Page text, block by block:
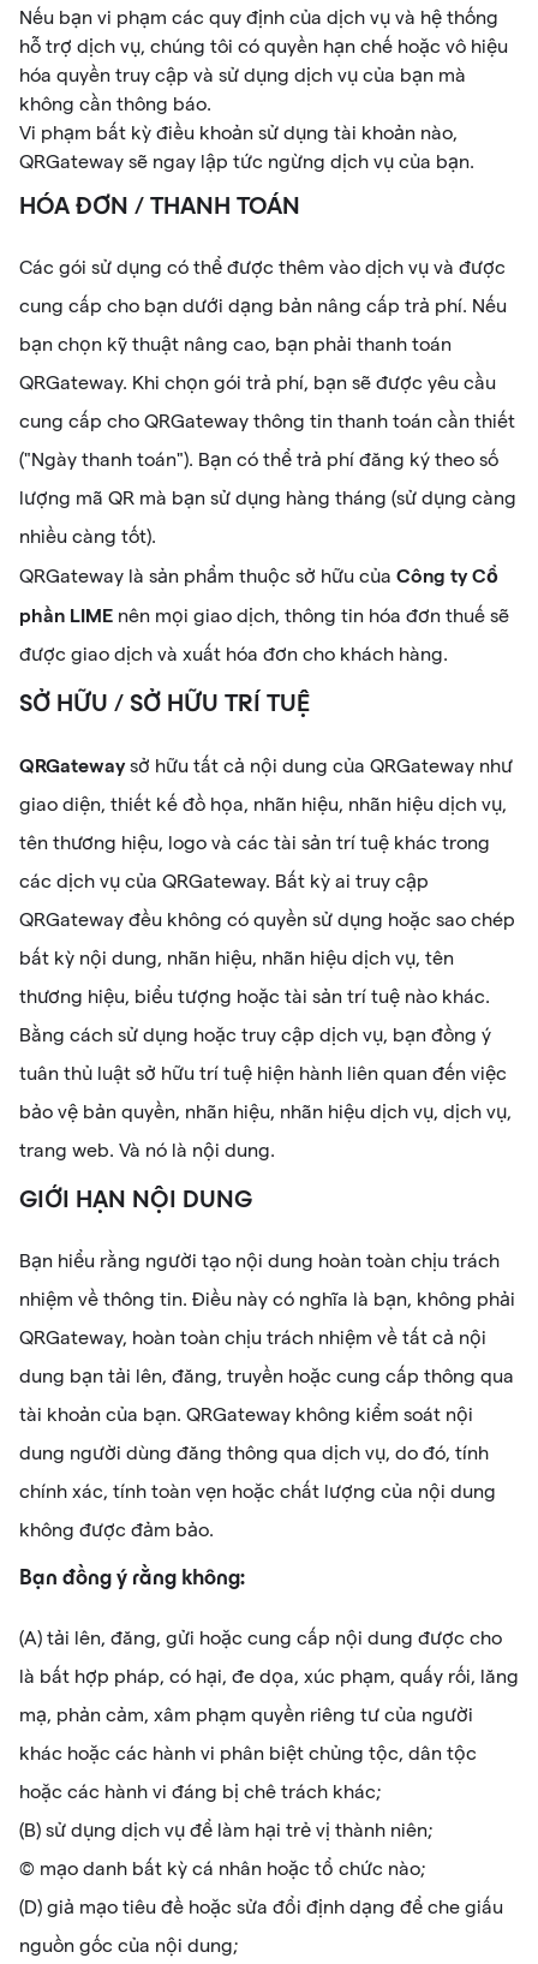
Nếu bạn vi phạm các quy định của dịch vụ và hệ thống
hỗ trợ dịch vụ, chúng tôi có quyền hạn chế hoặc vô hiệu
hóa quyền truy cập và sử dụng dịch vụ của bạn mà
không cần thông báo.
Vi phạm bất kỳ điều khoản sử dụng tài khoản nào,
QRGateway sẽ ngay lập tức ngừng dịch vụ của bạn.
HÓA ĐƠN / THANH TOÁN
Các gói sử dụng có thể được thêm vào dịch vụ và được
cung cấp cho bạn dưới dạng bản nâng cấp trả phí. Nếu
bạn chọn kỹ thuật nâng cao, bạn phải thanh toán
QRGateway. Khi chọn gói trả phí, bạn sẽ được yêu cầu
cung cấp cho QRGateway thông tin thanh toán cần thiết
("Ngày thanh toán"). Bạn có thể trả phí đăng ký theo số
lượng mã QR mà bạn sử dụng hàng tháng (sử dụng càng
nhiều càng tốt).
QRGateway là sản phẩm thuộc sở hữu của Công ty Cổ
phần LIME nên mọi giao dịch, thông tin hóa đơn thuế sẽ
được giao dịch và xuất hóa đơn cho khách hàng.
SỞ HỮU / SỞ HỮU TRÍ TUỆ
QRGatewaysở hữu tất cả nội dung của QRGateway như
giao diện, thiết kế đồ họa, nhãn hiệu, nhãn hiệu dịch vụ,
tên thương hiệu, logo và các tài sản trí tuệ khác trong
các dịch vụ của QRGateway. Bất kỳ ai truy cập
QRGateway đều không có quyền sử dụng hoặc sao chép
bất kỳ nội dung, nhãn hiệu, nhãn hiệu dịch vụ, tên
thương hiệu, biểu tượng hoặc tài sản trí tuệ nào khác.
Bằng cách sử dụng hoặc truy cập dịch vụ, bạn đồng ý
tuân thủ luật sở hữu trí tuệ hiện hành liên quan đến việc
bảo vệ bản quyền, nhãn hiệu, nhãn hiệu dịch vụ, dịch vụ,
trang web. Và nó là nội dung.
GIỚI HẠN NỘI DUNG
Bạn hiểu rằng người tạo nội dung hoàn toàn chịu trách
nhiệm về thông tin. Điều này có nghĩa là bạn, không phải
QRGateway, hoàn toàn chịu trách nhiệm về tất cả nội
dung bạn tải lên, đăng, truyền hoặc cung cấp thông qua
tài khoản của bạn. QRGateway không kiểm soát nội
dung người dùng đăng thông qua dịch vụ, do đó, tính
chính xác, tính toàn vẹn hoặc chất lượng của nội dung
không được đảm bảo.
Bạn đồng ý rằng không:
(A) tải lên, đăng, gửi hoặc cung cấp nội dung được cho
là bất hợp pháp, có hại, đe dọa, xúc phạm, quấy rối, lăng
mạ, phản cảm, xâm phạm quyền riêng tư của người
khác hoặc các hành vi phân biệt chủng tộc, dân tộc
hoặc các hành vi đáng bị chê trách khác;
(B) sử dụng dịch vụ để làm hại trẻ vị thành niên;
(C) mạo danh bất kỳ cá nhân hoặc tổ chức nào;
(D) giả mạo tiêu đề hoặc sửa đổi định dạng để che giấu
nguồn gốc của nội dung;